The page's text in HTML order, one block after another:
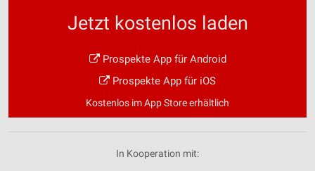
Jetzt kostenlos laden
Prospekte App für Android
Prospekte App für iOS
Kostenlos im App Store erhältlich
In Kooperation mit: